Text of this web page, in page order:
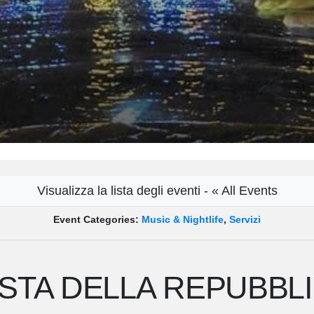
Visualizza la lista degli eventi - « All Events
Event Categories: Music & Nightlife, Servizi
DELLA